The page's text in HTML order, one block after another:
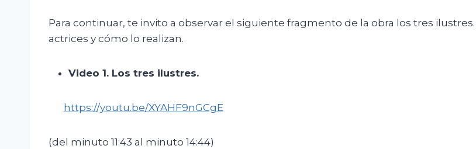
Para continuar, te invito a observar el siguiente fragmento de la obra los tres
actrices y cómo lo realizan.
Video 1. Los tres ilustres.
https://youtu.be/XYAHF9nGCgE
(del minuto 11:43 al minuto 14:44)